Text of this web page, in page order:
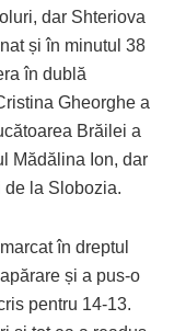
dar Shteriova
și în minutul 38
în dublă
Gheorghe a
Brăilei a
Mădălina Ion, dar
de la Slobozia.
în dreptul
și a pus-o
pentru 14-13.